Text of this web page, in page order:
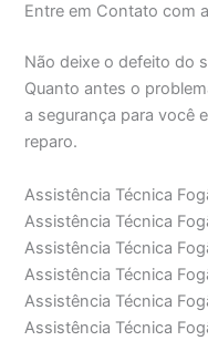
Entre em Contato com
Não deixe o defeito do
Quanto antes o
a segurança para você
reparo.
Assistência Técnica
Assistência Técnica
Assistência Técnica
Assistência Técnica
Assistência Técnica
Assistência Técnica